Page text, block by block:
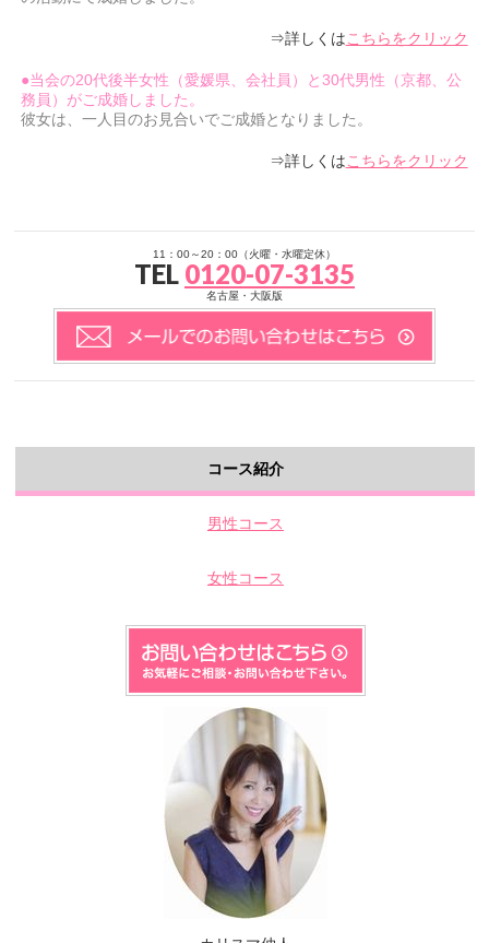
⇒詳しくはこちらをクリック
●当会の20代後半女性（愛媛県、会社員）と30代男性（京都、公
務員）がご成婚しました。
彼女は、一人目のお見合いでご成婚となりました。
⇒詳しくはこちらをクリック
11：00～20：00（火曜・水曜定休）
TEL 0120-07-3135
名古屋・大阪版
コース紹介
男性コース
女性コース